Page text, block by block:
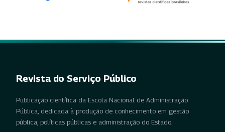
Revista do Serviço Público
Publicação científica da Escola Nacional de Administração
Pública, dedicada à produção de conhecimento em gestão
pública, políticas públicas e administração do Estado.